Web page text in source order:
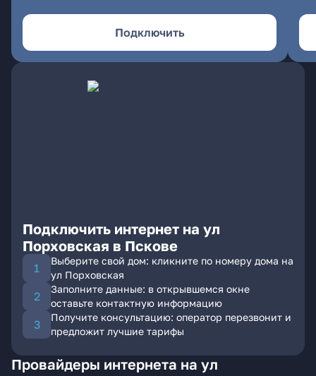
Подключить
Подключить интернет на ул
Порховская в Пскове
Выберите свой дом: кликните по номеру дома на
ул Порховская
Заполните данные: в открывшемся окне
оставьте контактную информацию
Получите консультацию: оператор перезвонит и
предложит лучшие тарифы
Провайдеры интернета на ул